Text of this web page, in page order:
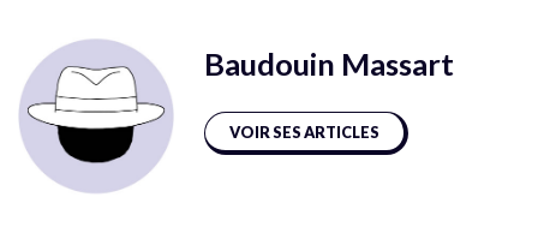
Baudouin Massart
VOIR SES ARTICLES